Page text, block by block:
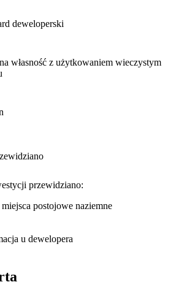
deweloperski
własność z użytkowaniem wieczystym
przewidziano:
miejsca postojowe naziemne
u dewelopera